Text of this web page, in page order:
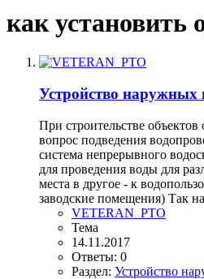
как установить
Устройство наружных
При строительстве
вопрос подведения
система непрерывного
для проведения воды для
места в другое - к
заводские помещения) Так
VETERAN_PTO
Тема
14.11.2017
Ответы: 0
Раздел: Устройство